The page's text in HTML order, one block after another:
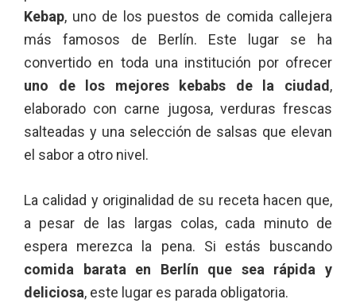
Kebap, uno de los puestos de comida callejera
más famosos de Berlín. Este lugar se ha
convertido en toda una institución por ofrecer
uno de los mejores kebabs de la ciudad ,
elaborado con carne jugosa, verduras frescas
salteadas y una selección de salsas que elevan
el sabor a otro nivel.
La calidad y originalidad de su receta hacen que,
a pesar de las largas colas, cada minuto de
espera merezca la pena. Si estás buscando
comida barata en Berlín que sea rápida y
deliciosa, este lugar es parada obligatoria.